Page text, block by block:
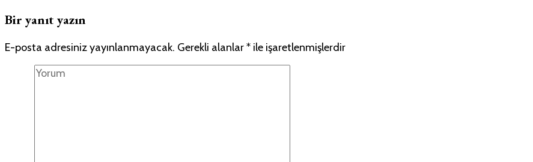
Bir yanıt yazın
E-posta adresiniz yayınlanmayacak. Gerekli alanlar* ile işaretlenmişlerdir